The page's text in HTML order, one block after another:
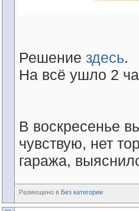
Решение здесь.
На всё ушло 2
В воскресенье
чувствую, нет
гаража,
Размещено в Без категории